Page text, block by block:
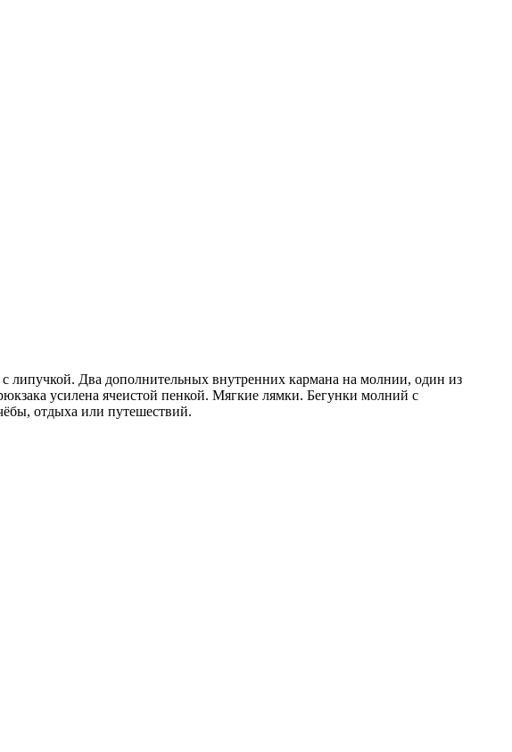
липучкой. Два дополнительных внутренних кармана на молнии, один из
усилена ячеистой пенкой. Мягкие лямки. Бегунки молний с
отдыха или путешествий.